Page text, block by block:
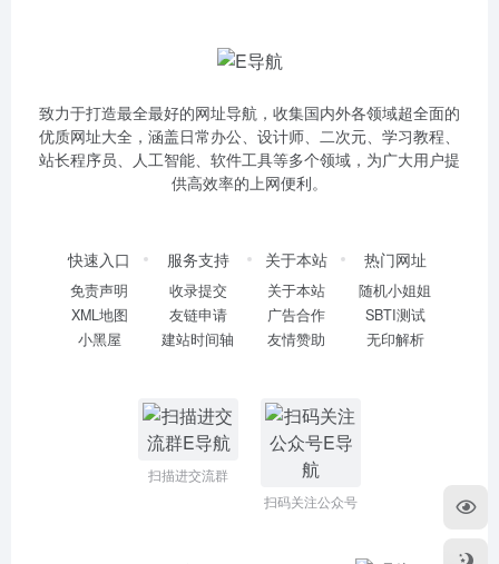
致力于打造最全最好的网址导航，收集国内外各领域超全面的
优质网址大全，涵盖日常办公、设计师、二次元、学习教程、
站长程序员、人工智能、软件工具等多个领域，为广大用户提
供高效率的上网便利。
快速入口
免责声明
XML地图
小黑屋
服务支持
收录提交
友链申请
建站时间轴
关于本站
关于本站
广告合作
友情赞助
热门网址
随机小姐姐
SBTI测试
无印解析
扫描进交流群
扫码关注公众号